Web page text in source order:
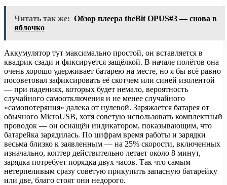
Читать так же: Обзор плеера theBit OPUS#3 — снова в
яблочко
Аккумулятор тут максимально простой, он вставляется в
квадрик сзади и фиксируется защёлкой. В начале полётов она
очень хорошо удерживает батарею на месте, но я бы всё равно
посоветовал зафиксировать её скотчем или синей изолентой
— при падениях, которых будет немало, вероятность
случайного самоотключения и не менее случайного
«самопотеряния» далека от нулевой. Заряжается батарея от
обычного MicroUSB, хотя советую использовать комплектный
проводок — он оснащён индикатором, показывающим, что
батарейка зарядилась. По цифрам время работы и зарядки
весьма близко к заявленным — на 25% скорости, включенных
изначально, коптер действительно летает около 8 минут,
зарядка потребует порядка двух часов. Так что самым
нетерпеливым сразу советую прикупить запасную батарейку
или две, благо стоят они недорого.